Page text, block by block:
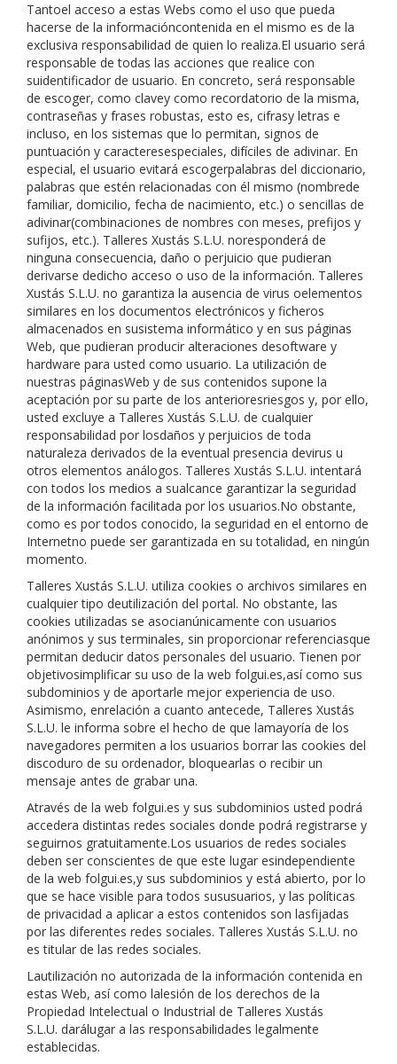
Tantoel acceso a estas Webs como el uso que pueda
hacerse de la informacióncontenida en el mismo es de la
exclusiva responsabilidad de quien lo realiza.El usuario será
responsable de todas las acciones que realice con
suidentificador de usuario. En concreto, será responsable
de escoger, como clavey como recordatorio de la misma,
contraseñas y frases robustas, esto es, cifrasy letras e
incluso, en los sistemas que lo permitan, signos de
puntuación y caracteresespeciales, difíciles de adivinar. En
especial, el usuario evitará escogerpalabras del diccionario,
palabras que estén relacionadas con él mismo (nombrede
familiar, domicilio, fecha de nacimiento, etc.) o sencillas de
adivinar(combinaciones de nombres con meses, prefijos y
sufijos, etc.). Talleres Xustás S.L.U. noresponderá de
ninguna consecuencia, daño o perjuicio que pudieran
derivarse dedicho acceso o uso de la información. Talleres
Xustás S.L.U. no garantiza la ausencia de virus oelementos
similares en los documentos electrónicos y ficheros
almacenados en susistema informático y en sus páginas
Web, que pudieran producir alteraciones desoftware y
hardware para usted como usuario. La utilización de
nuestras páginasWeb y de sus contenidos supone la
aceptación por su parte de los anterioresriesgos y, por ello,
usted excluye a Talleres Xustás S.L.U. de cualquier
responsabilidad por losdaños y perjuicios de toda
naturaleza derivados de la eventual presencia devirus u
otros elementos análogos. Talleres Xustás S.L.U. intentará
con todos los medios a sualcance garantizar la seguridad
de la información facilitada por los usuarios.No obstante,
como es por todos conocido, la seguridad en el entorno de
Internetno puede ser garantizada en su totalidad, en ningún
momento.
Talleres Xustás S.L.U. utiliza cookies o archivos similares en
cualquier tipo deutilización del portal. No obstante, las
cookies utilizadas se asocianúnicamente con usuarios
anónimos y sus terminales, sin proporcionar referenciasque
permitan deducir datos personales del usuario. Tienen por
objetivosimplificar su uso de la web folgui.es,así como sus
subdominios y de aportarle mejor experiencia de uso.
Asimismo, enrelación a cuanto antecede, Talleres Xustás
S.L.U. le informa sobre el hecho de que lamayoría de los
navegadores permiten a los usuarios borrar las cookies del
discoduro de su ordenador, bloquearlas o recibir un
mensaje antes de grabar una.
Através de la web folgui.es y sus subdominios usted podrá
accedera distintas redes sociales donde podrá registrarse y
seguirnos gratuitamente.Los usuarios de redes sociales
deben ser conscientes de que este lugar esindependiente
de la web folgui.es,y sus subdominios y está abierto, por lo
que se hace visible para todos sususuarios, y las políticas
de privacidad a aplicar a estos contenidos son lasfijadas
por las diferentes redes sociales. Talleres Xustás S.L.U. no
es titular de las redes sociales.
Lautilización no autorizada de la información contenida en
estas Web, así como lalesión de los derechos de la
Propiedad Intelectual o Industrial de Talleres Xustás
S.L.U. darálugar a las responsabilidades legalmente
establecidas.